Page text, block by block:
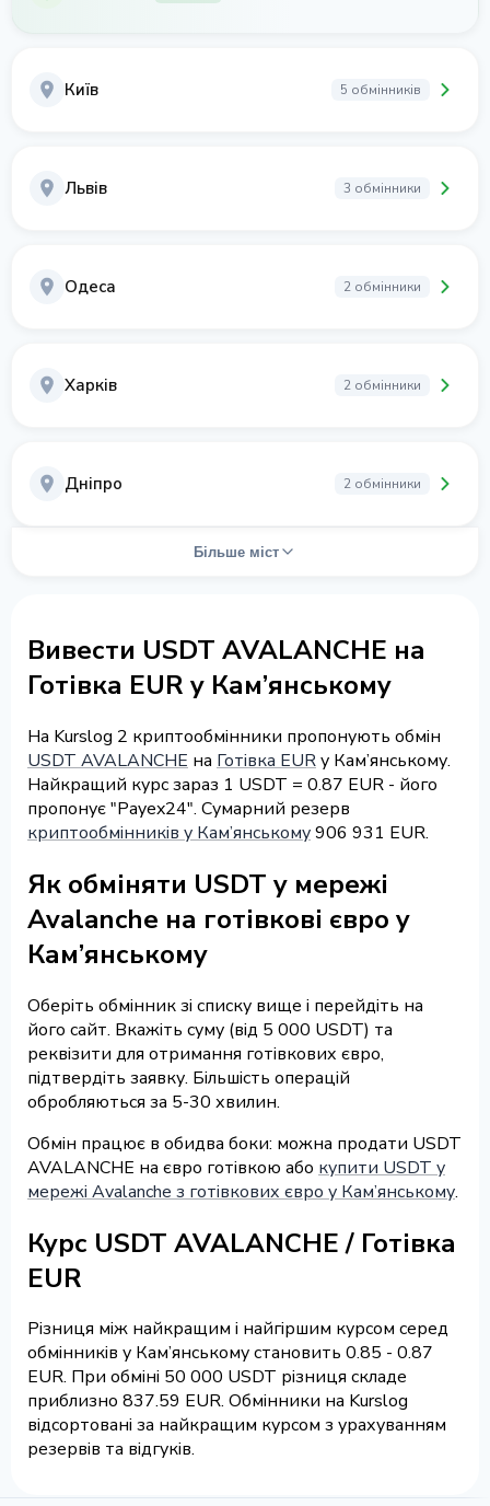
Київ 5 обмінників
Львів 3 обмінники
Одеса 2 обмінники
Харків 2 обмінники
Дніпро 2 обмінники
Більше міст
Вивести USDT AVALANCHE на
Готівка EUR у Кам’янському
На Kurslog 2 криптообмінники пропонують обмін
USDT AVALANCHE на Готівка EURу Кам’янському.
Найкращий курс зараз 1 USDT = 0.87 EUR - його
пропонує "Payex24". Сумарний резерв
криптообмінників у Кам’янському906 931 EUR.
Як обміняти USDT у мережі
Avalanche на готівкові євро у
Кам’янському
Оберіть обмінник зі списку вище і перейдіть на
його сайт. Вкажіть суму (від 5 000 USDT) та
реквізити для отримання готівкових євро,
підтвердіть заявку. Більшість операцій
обробляються за 5-30 хвилин.
Обмін працює в обидва боки: можна продати USDT
AVALANCHE на євро готівкою або купити USDT у
мережі Avalanche з готівкових євро у Кам’янському.
Курс USDT AVALANCHE / Готівка
EUR
Різниця між найкращим і найгіршим курсом серед
обмінників у Кам’янському становить 0.85 - 0.87
EUR. При обміні 50 000 USDT різниця складе
приблизно 837.59 EUR. Обмінники на Kurslog
відсортовані за найкращим курсом з урахуванням
резервів та відгуків.